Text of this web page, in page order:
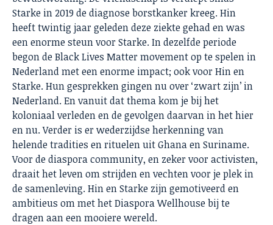
Starke in 2019 de diagnose borstkanker kreeg. Hin
heeft twintig jaar geleden deze ziekte gehad en was
een enorme steun voor Starke. In dezelfde periode
begon de Black Lives Matter movement op te spelen in
Nederland met een enorme impact; ook voor Hin en
Starke. Hun gesprekken gingen nu over ‘zwart zijn’ in
Nederland. En vanuit dat thema kom je bij het
koloniaal verleden en de gevolgen daarvan in het hier
en nu. Verder is er wederzijdse herkenning van
helende tradities en rituelen uit Ghana en Suriname.
Voor de diaspora community, en zeker voor activisten,
draait het leven om strijden en vechten voor je plek in
de samenleving. Hin en Starke zijn gemotiveerd en
ambitieus om met het Diaspora Wellhouse bij te
dragen aan een mooiere wereld.